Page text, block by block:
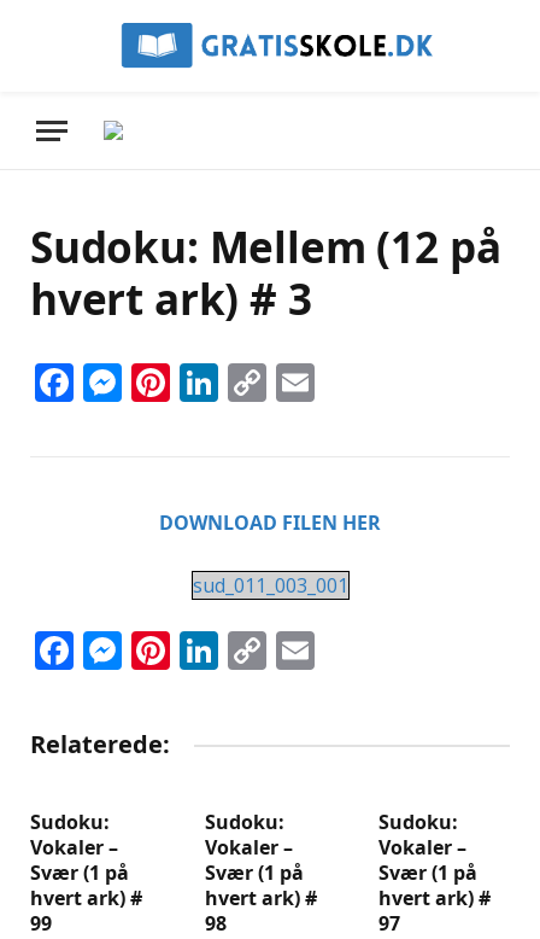
Sudoku: Mellem (12 på
hvert ark) # 3
Facebook
Messenger
Pinterest
LinkedIn
Copy
DOWNLOAD FILEN HER
sud_011_003_001
Facebook
Messenger
Pinterest
LinkedIn
Copy
Relaterede:
Sudoku:
Vokaler –
Svær (1 på
hvert ark) #
99
Sudoku:
Vokaler –
Svær (1 på
hvert ark) #
98
Sudoku:
Vokaler –
Svær (1 på
hvert ark) #
97